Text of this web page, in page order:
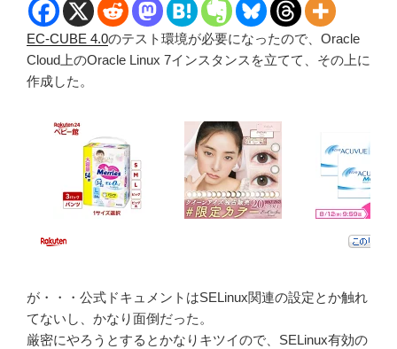
EC-CUBE 4.0のテスト環境が必要になったので、Oracle
Cloud上のOracle Linux 7インスタンスを立てて、その上に
作成した。
が・・・公式ドキュメントはSELinux関連の設定とか触れ
てないし、かなり面倒だった。
厳密にやろうとするとかなりキツイので、SELinux有効の